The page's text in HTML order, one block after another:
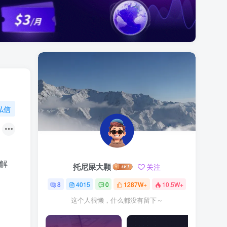
信
托尼屎大颗 关注
8 4015 0 1287W+ 10.5W+
这个人很懒，什么都没有留下～